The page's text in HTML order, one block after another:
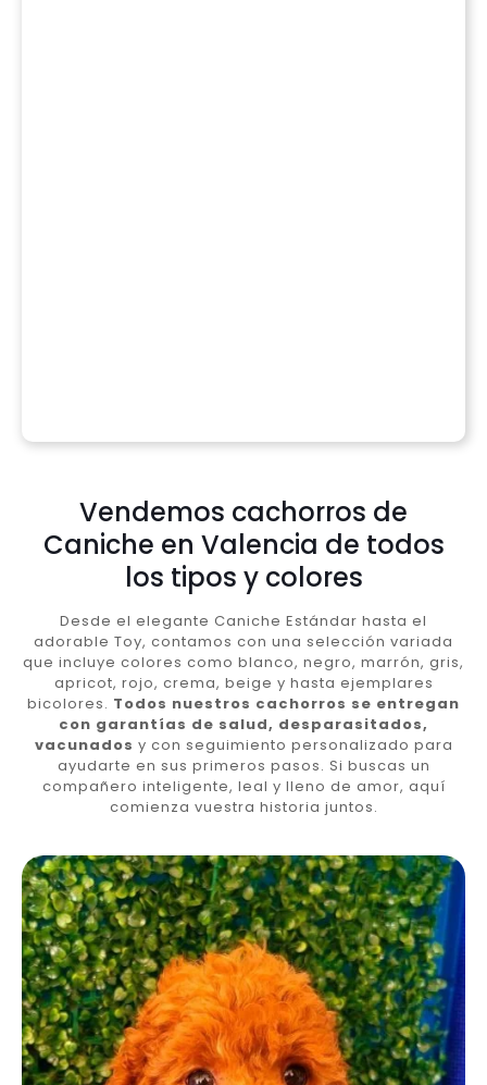
Vendemos cachorros de
Caniche en Valencia de todos
los tipos y colores
Desde el elegante Caniche Estándar hasta el
adorable Toy, contamos con una selección variada
que incluye colores como blanco, negro, marrón, gris,
apricot, rojo, crema, beige y hasta ejemplares
bicolores. Todos nuestros cachorros se entregan
con garantías de salud, desparasitados,
vacunados y con seguimiento personalizado para
ayudarte en sus primeros pasos. Si buscas un
compañero inteligente, leal y lleno de amor, aquí
comienza vuestra historia juntos.